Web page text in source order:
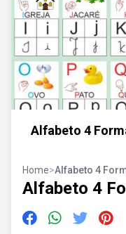
Alfabeto 4
Home>Alfabeto 4
Alfabeto 4